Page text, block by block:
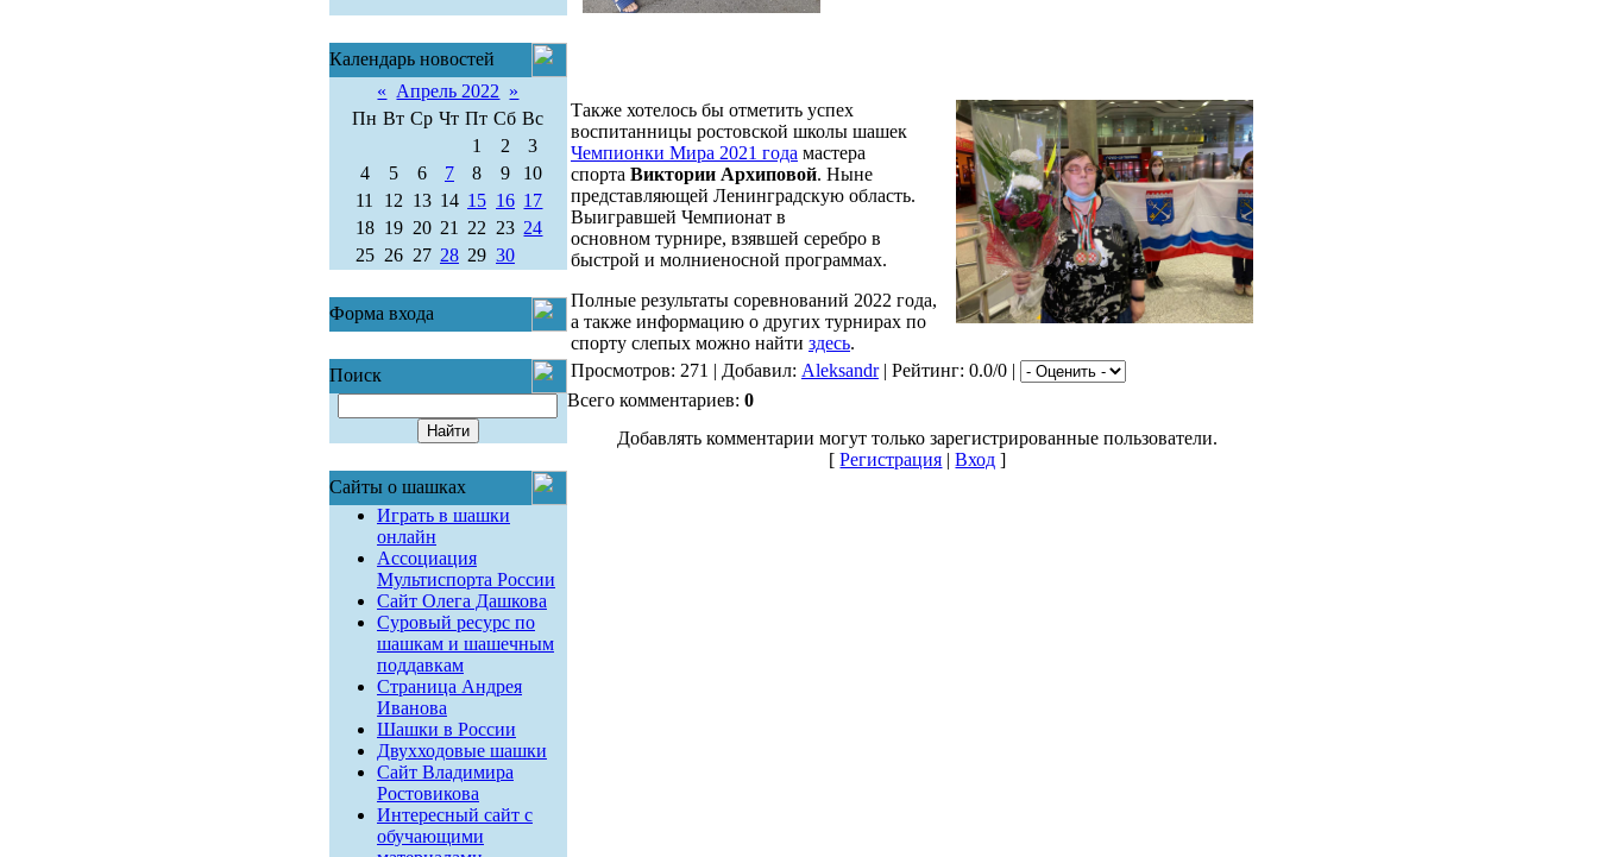
Календарь новостей
« Апрель 2022 »
Пн Вт Ср Чт Пт Сб Вс
1
2
3
4
5 6 7 8 9
10
11
12 13 14 15 16 17
18 19 20 21 22 23 24
25 26 27 28 29 30
Форма входа
Поиск
Сайты о шашках
Играть в шашки
онлайн
Ассоциация
Мультиспорта России
Сайт Олега Дашкова
Суровый ресурс по
шашкам и шашечным
поддавкам
Страница Андрея
Иванова
Шашки в России
Двухходовые шашки
Сайт Владимира
Ростовикова
Интересный сайт с
обучающими
Также хотелось бы отметить успех
воспитанницы ростовской школы шашек
Чемпионки Мира 2021 года мастера
спорта Виктории Архиповой. Ныне
представляющей Ленинградскую область.
Выигравшей Чемпионат в
основном турнире, взявшей серебро в
быстрой и молниеносной программах.
Полные результаты соревнований 2022 года,
а также информацию о других турнирах по
спорту слепых можно найти здесь.
Просмотров: 271 | Добавил: Aleksandr| Рейтинг: 0.0/0 |
Всего комментариев: 0
Добавлять комментарии могут только зарегистрированные пользователи.
[Регистрация |Вход ]